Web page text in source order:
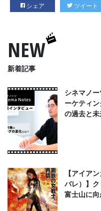
シェア ツイート
NEW
新着記事
シネマノ
ーケティ
の過去と
【アイア
バレ）】
富士山に